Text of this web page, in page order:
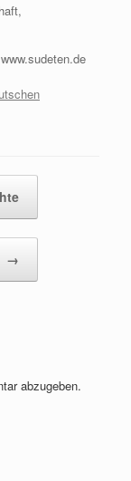
→
abzugeben.